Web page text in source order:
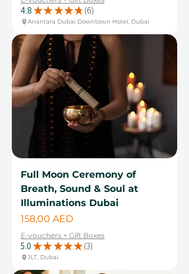
4.8 ★ ★ ★ ★ ★ 6
6
Anantara Dubai Downtown Hotel, Dubai
Full Moon Ceremony of
Breath, Sound & Soul at
Illuminations Dubai
Cena
158,00 AED
E-vouchers + Gift Boxes
5.0 ★ ★ ★ ★ ★ 3
3
JLT, Dubai